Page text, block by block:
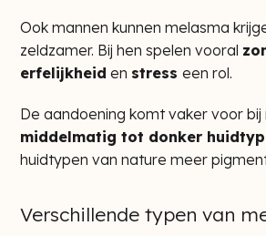
Ook mannen kunnen melasma
zeldzamer. Bij hen spelen vooral
erfelijkheid en stress een rol.
De aandoening komt vaker voor
middelmatig tot donker
huidtypen van nature meer
Verschillende typen van